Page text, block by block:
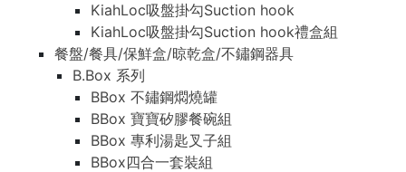
KiahLoc吸盤掛勾Suction hook
KiahLoc吸盤掛勾Suction hook禮盒組
餐盤/餐具/保鮮盒/晾乾盒/不鏽鋼器具
B.Box 系列
BBox 不鏽鋼燜燒罐
BBox 寶寶矽膠餐碗組
BBox 專利湯匙叉子組
BBox四合一套裝組